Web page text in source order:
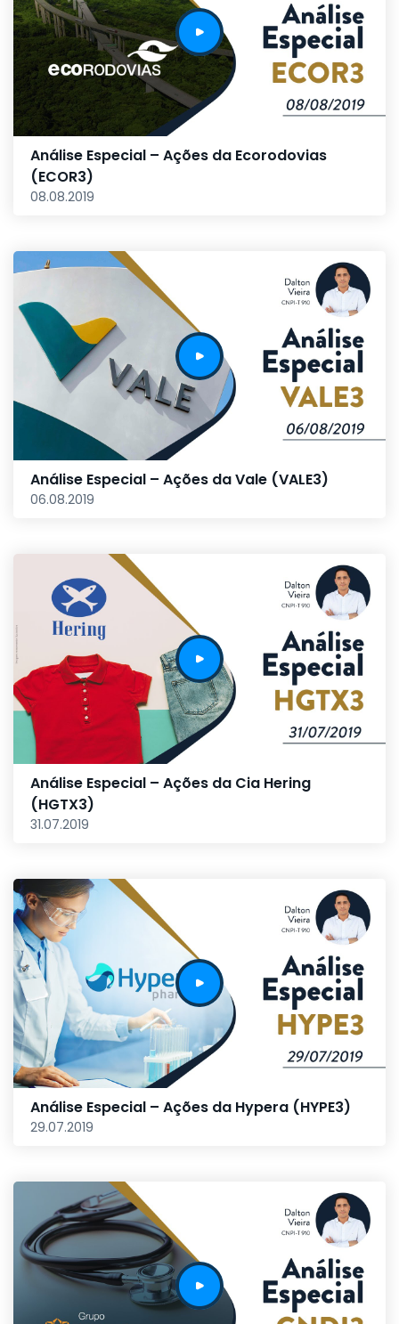
Análise Especial – Ações da Ecorodovias
(ECOR3)
08.08.2019
Análise Especial – Ações da Vale (VALE3)
06.08.2019
Análise Especial – Ações da Cia Hering
(HGTX3)
31.07.2019
Análise Especial – Ações da Hypera (HYPE3)
29.07.2019